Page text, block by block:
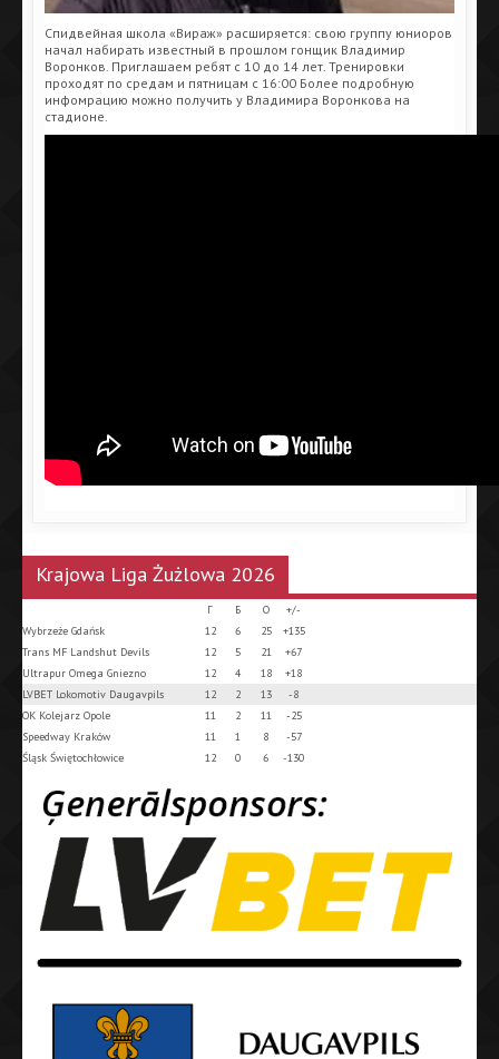
Спидвейная школа «Вираж» расширяется: свою группу юниоров
начал набирать известный в прошлом гонщик Владимир
Воронков. Приглашаем ребят c 10 до 14 лет. Тренировки
проходят по средам и пятницам с 16:00 Более подробную
инфомрацию можно получить у Владимира Воронкова на
стадионе.
Krajowa Liga Żużlowa 2026
Г Б О
+/-
Wybrzeże Gdańsk
12 6 25
+135
Trans MF Landshut Devils
12 5 21
+67
Ultrapur Omega Gniezno
12 4 18
+18
LVBET Lokomotiv Daugavpils
12 2 13
-8
OK Kolejarz Opole
11 2 11
-25
Speedway Kraków
11 1 8
-57
Śląsk Świętochłowice
12 0 6 -130